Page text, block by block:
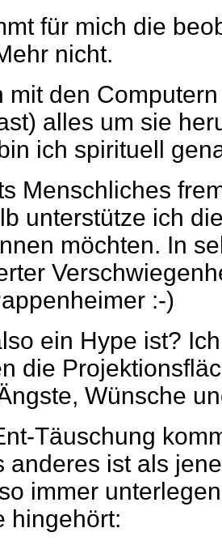
für mich die
nicht.
mit den
alles um sie
ich spirituell
Menschliches
unterstütze ich
möchten. In
:-)
ein Hype ist?
die
Wünsche
Täuschung
anderes ist als
immer
hingehört: